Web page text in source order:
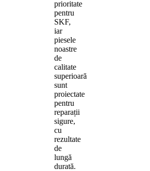
prioritate
pentru
SKF,
iar
piesele
noastre
de
calitate
superioară
sunt
proiectate
pentru
reparații
sigure,
cu
rezultate
de
lungă
durată.